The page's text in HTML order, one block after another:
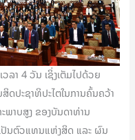
ລາ 4 ວັນ ເຊິ່ງເຕັມໄປດ້ວຍ
ປະຊາທິປະໄຕໃນການຄົ້ນຄວ້າ
ພາບສູງ ຂອງບັນດາທ່ານ
ປັນຕົວແທນແຫ່ງສິດ ແລະ ຜົນ